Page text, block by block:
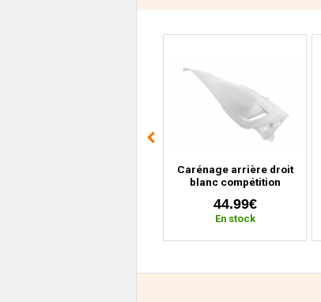
Carénage arrière droit
blanc compétition
(2012 à 2016)
44.99€
En stock